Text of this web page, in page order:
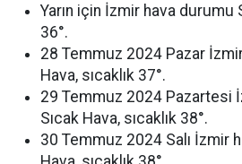
Yarın için İzmir hava durumu
36°.
28 Temmuz 2024 Pazar
Hava, sıcaklık 37°.
29 Temmuz 2024 Pazartesi
Sıcak Hava, sıcaklık 38°.
30 Temmuz 2024 Salı İzmir